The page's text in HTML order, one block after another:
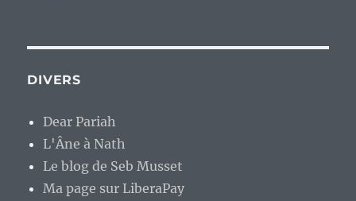
DIVERS
Dear Pariah
L'Âne à Nath
Le blog de Seb Musset
Ma page sur LiberaPay